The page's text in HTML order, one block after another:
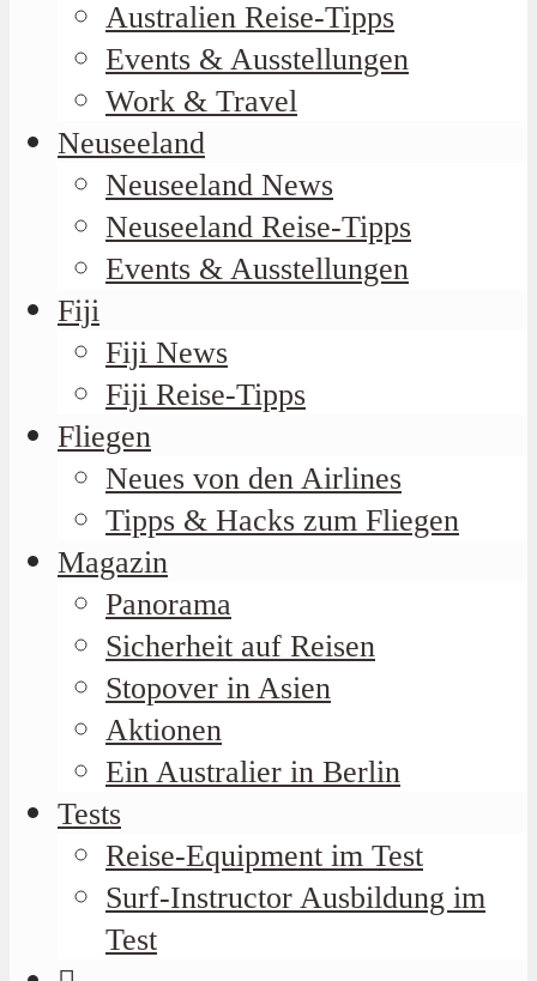
Australien Reise-Tipps
Events & Ausstellungen
Work & Travel
Neuseeland
Neuseeland News
Neuseeland Reise-Tipps
Events & Ausstellungen
Fiji
Fiji News
Fiji Reise-Tipps
Fliegen
Neues von den Airlines
Tipps & Hacks zum Fliegen
Magazin
Panorama
Sicherheit auf Reisen
Stopover in Asien
Aktionen
Ein Australier in Berlin
Tests
Reise-Equipment im Test
Surf-Instructor Ausbildung im
Test